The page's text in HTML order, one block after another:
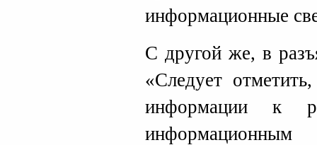
информационные
С другой же, в
«Следует
информации к